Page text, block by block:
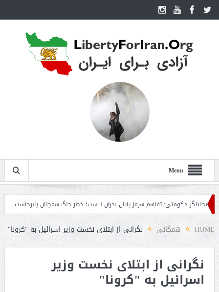
Menu
حکومتی: تفاهم هرمز پایان بحران نیست؛ خطر جنگ همچنان پابرجاست ایران؛
HOME همگانی نگرانی از ابتلای نخست وزیر اسرائیل به "کرونا"
نگرانی از ابتلای نخست وزیر
اسرائیل به "کرونا"